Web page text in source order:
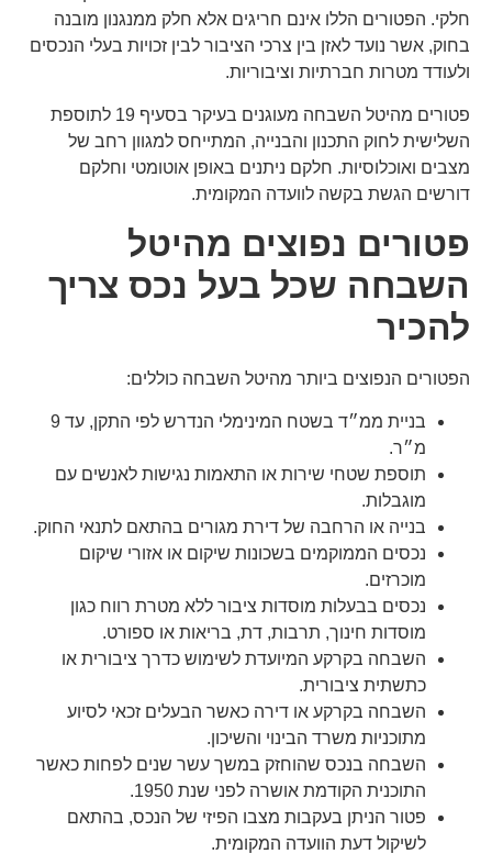
חלקי. הפטורים הללו אינם חריגים אלא חלק ממנגנון מובנה
בחוק, אשר נועד לאזן בין צרכי הציבור לבין זכויות בעלי הנכסים
ולעודד מטרות חברתיות וציבוריות.
פטורים מהיטל השבחה מעוגנים בעיקר בסעיף 19 לתוספת
השלישית לחוק התכנון והבנייה, המתייחס למגוון רחב של
מצבים ואוכלוסיות. חלקם ניתנים באופן אוטומטי וחלקם
דורשים הגשת בקשה לוועדה המקומית.
פטורים נפוצים מהיטל
השבחה שכל בעל נכס צריך
להכיר
הפטורים הנפוצים ביותר מהיטל השבחה כוללים:
בניית ממ״ד בשטח המינימלי הנדרש לפי התקן, עד 9
מ״ר.
תוספת שטחי שירות או התאמות נגישות לאנשים עם
מוגבלות.
בנייה או הרחבה של דירת מגורים בהתאם לתנאי החוק.
נכסים הממוקמים בשכונות שיקום או אזורי שיקום
מוכרזים.
נכסים בבעלות מוסדות ציבור ללא מטרת רווח כגון
מוסדות חינוך, תרבות, דת, בריאות או ספורט.
השבחה בקרקע המיועדת לשימוש כדרך ציבורית או
כתשתית ציבורית.
השבחה בקרקע או דירה כאשר הבעלים זכאי לסיוע
מתוכניות משרד הבינוי והשיכון.
השבחה בנכס שהוחזק במשך עשר שנים לפחות כאשר
התוכנית הקודמת אושרה לפני שנת 1950.
פטור הניתן בעקבות מצבו הפיזי של הנכס, בהתאם
לשיקול דעת הוועדה המקומית.